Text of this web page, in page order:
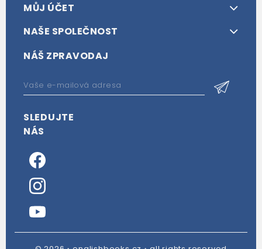
MŮJ ÚČET
NAŠE SPOLEČNOST
NÁŠ ZPRAVODAJ
SLEDUJTE
NÁS